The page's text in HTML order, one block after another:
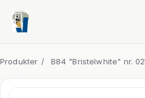
Produkter / B84 "Bristelwhite" nr. 02